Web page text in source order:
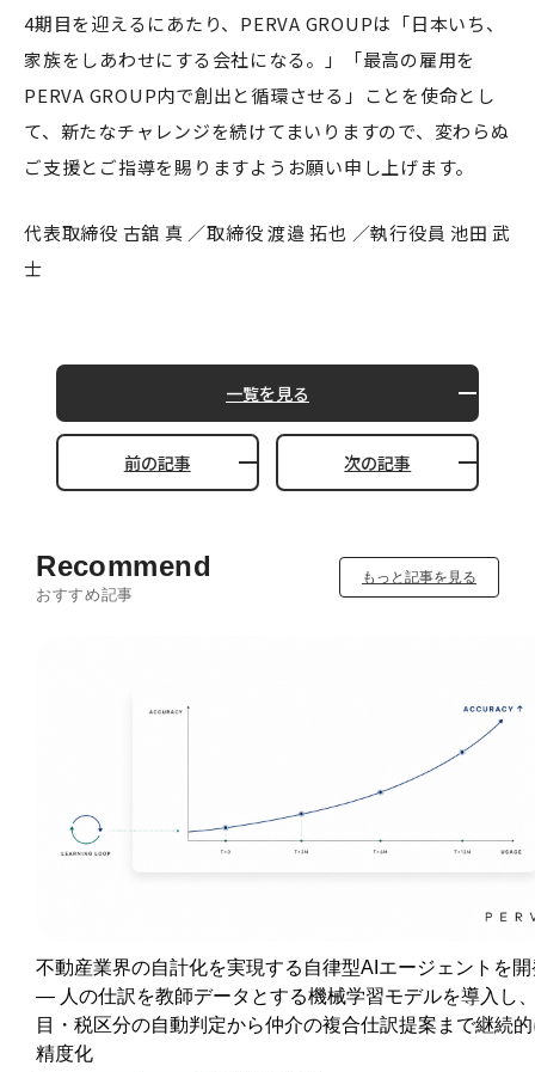
4期目を迎えるにあたり、PERVA GROUPは「日本いち、
家族をしあわせにする会社になる。」「最高の雇用を
PERVA GROUP内で創出と循環させる」ことを使命とし
て、新たなチャレンジを続けてまいりますので、変わらぬ
ご支援とご指導を賜りますようお願い申し上げます。
代表取締役 古舘 真 ／取締役 渡邉 拓也 ／執行役員 池田 武
士
前の記事
一覧を見る
次の記事
Recommend
おすすめ記事
もっと記事を見る
不動産業界の自計化を実現する自律型AIエージェントを開
― 人の仕訳を教師データとする機械学習モデルを導入し
目・税区分の自動判定から仲介の複合仕訳提案まで継続
精度化